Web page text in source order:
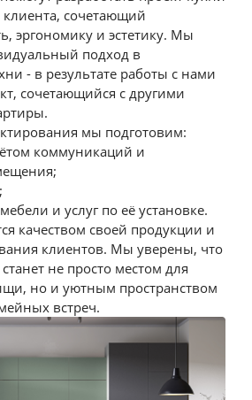
сочетающий
эргономику и эстетику. Мы
подход в
- в результате работы с нами
сочетающийся с другими
мы подготовим:
коммуникаций и
и услуг по её установке.
качеством своей продукции и
клиентов. Мы уверены, что
не просто местом для
но и уютным пространством
встреч.